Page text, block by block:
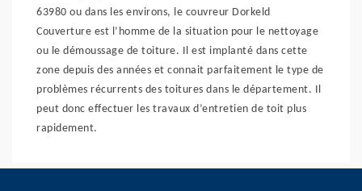
63980 ou dans les environs, le couvreur Dorkeld
Couverture est l’homme de la situation pour le nettoyage
ou le démoussage de toiture. Il est implanté dans cette
zone depuis des années et connait parfaitement le type de
problèmes récurrents des toitures dans le département. Il
peut donc effectuer les travaux d’entretien de toit plus
rapidement.